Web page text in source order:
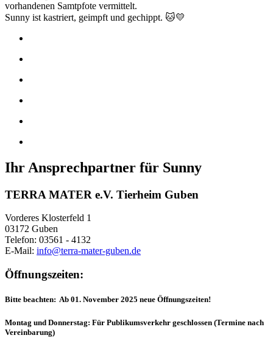
vorhandenen Samtpfote vermittelt.
Sunny ist kastriert, geimpft und gechippt. 🐱💛
Ihr Ansprechpartner für Sunny
TERRA MATER e.V. Tierheim Guben
Vorderes Klosterfeld 1
03172 Guben
Telefon: 03561 - 4132
E-Mail: info@terra-mater-guben.de
Öffnungszeiten:
Bitte beachten: Ab 01. November 2025 neue Öffnungszeiten!
Montag und Donnerstag: Für Publikumsverkehr geschlossen (Termine nach
Vereinbarung)